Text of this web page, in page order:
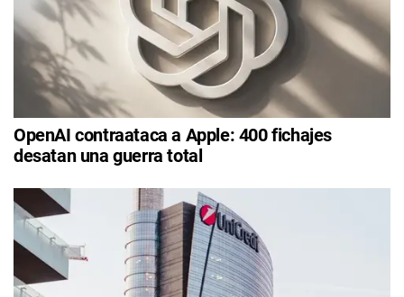
OpenAI contraataca a Apple: 400 fichajes
desatan una guerra total